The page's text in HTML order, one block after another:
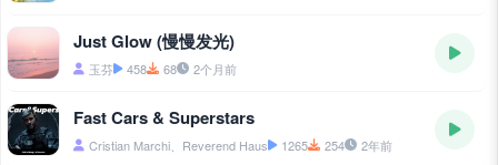
Just Glow (慢慢发光)
玉芬 458 68 2个月前
Fast Cars & Superstars
Cristian Marchi、Reverend Haus 1265 254 2年前